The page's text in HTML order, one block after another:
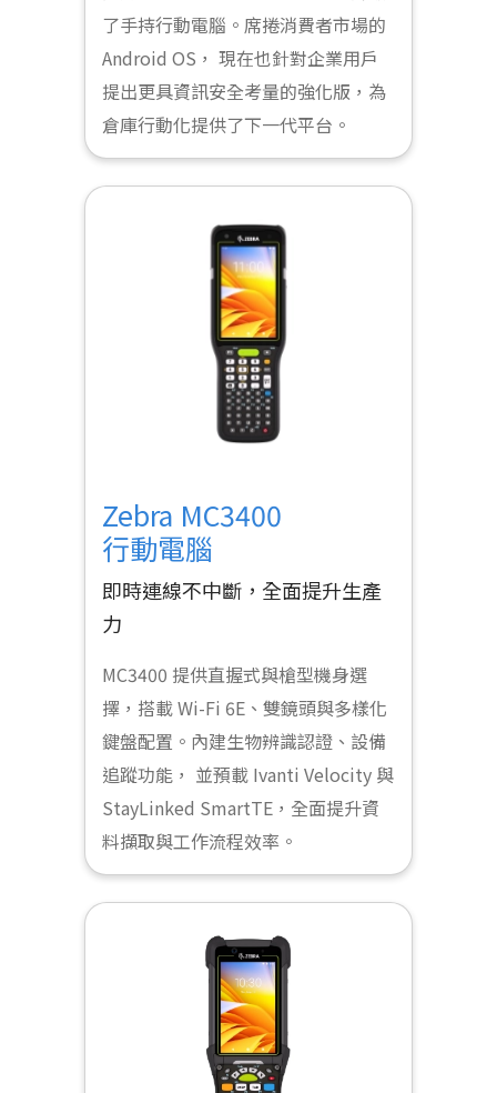
了手持行動電腦。席捲消費者市場的
Android OS， 現在也針對企業用戶
提出更具資訊安全考量的強化版，為
倉庫行動化提供了下一代平台。
Zebra MC3400
行動電腦
即時連線不中斷，全面提升生產
力
MC3400 提供直握式與槍型機身選
擇，搭載 Wi-Fi 6E、雙鏡頭與多樣化
鍵盤配置。內建生物辨識認證、設備
追蹤功能， 並預載 Ivanti Velocity 與
StayLinked SmartTE，全面提升資
料擷取與工作流程效率。